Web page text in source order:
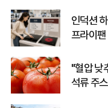
인덕션
프라이팬
"혈압 낮
석류 주